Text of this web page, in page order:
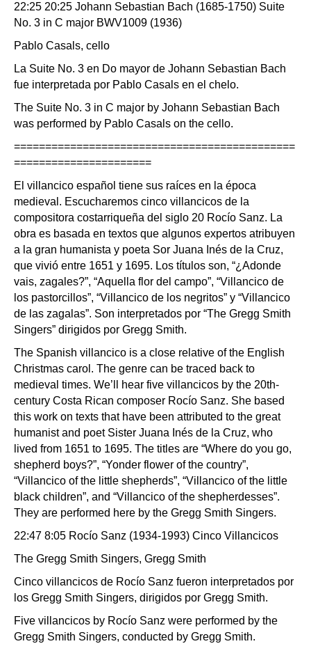
22:25 20:25 Johann Sebastian Bach (1685-1750) Suite
No. 3 in C major BWV1009 (1936)
Pablo Casals, cello
La Suite No. 3 en Do mayor de Johann Sebastian Bach
fue interpretada por Pablo Casals en el chelo.
The Suite No. 3 in C major by Johann Sebastian Bach
was performed by Pablo Casals on the cello.
=============================================
======================
El villancico español tiene sus raíces en la época
medieval. Escucharemos cinco villancicos de la
compositora costarriqueña del siglo 20 Rocío Sanz. La
obra es basada en textos que algunos expertos atribuyen
a la gran humanista y poeta Sor Juana Inés de la Cruz,
que vivió entre 1651 y 1695. Los títulos son, “¿Adonde
vais, zagales?”, “Aquella flor del campo”, “Villancico de
los pastorcillos”, “Villancico de los negritos” y “Villancico
de las zagalas”. Son interpretados por “The Gregg Smith
Singers” dirigidos por Gregg Smith.
The Spanish villancico is a close relative of the English
Christmas carol. The genre can be traced back to
medieval times. We’ll hear five villancicos by the 20th-
century Costa Rican composer Rocío Sanz. She based
this work on texts that have been attributed to the great
humanist and poet Sister Juana Inés de la Cruz, who
lived from 1651 to 1695. The titles are “Where do you go,
shepherd boys?”, “Yonder flower of the country”,
“Villancico of the little shepherds”, “Villancico of the little
black children”, and “Villancico of the shepherdesses”.
They are performed here by the Gregg Smith Singers.
22:47 8:05 Rocío Sanz (1934-1993) Cinco Villancicos
The Gregg Smith Singers, Gregg Smith
Cinco villancicos de Rocío Sanz fueron interpretados por
los Gregg Smith Singers, dirigidos por Gregg Smith.
Five villancicos by Rocío Sanz were performed by the
Gregg Smith Singers, conducted by Gregg Smith.